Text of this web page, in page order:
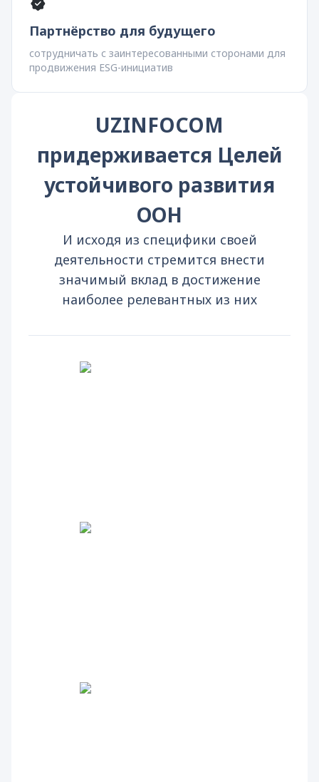
Партнёрство для будущего
сотрудничать с заинтересованными сторонами для
продвижения ESG-инициатив
UZINFOCOM
придерживается Целей
устойчивого развития
ООН
И исходя из специфики своей
деятельности стремится внести
значимый вклад в достижение
наиболее релевантных из них